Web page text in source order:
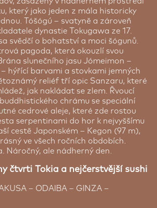
pastu, vatové tyčinky a hřeben
Pokoje jsou typicky japonsky
televizí a s kimonem na spaní tzv..
je bezplatná Wi-Fi v celém
patříte k náročnějším klientům a
hotely, tak si vyberte nabídku
ubytování v Tokiu na první čtyři
Luxusní ubytování během celého
Případně, pokud hledáte
ve kterém kdyby stále fungoval
by v něm dodnes bydleli japonští
a samurajové. Potom si objednejte
noci náš elitní hotel z edice Nejlepší
Carlton Tokyo.
dokonalé služby, michelinské
který je v ostrém kontrastu s
je o 50 pater níže. Z hotelu máte
ve městě. Olympijský stadion,
dokonce i Mt. Fuji, to vše můžete
budovy Tokia. Rovnou pod vámi je
kde najdete bary s největším
na světě a den či noc, která nikdy
po krémově zbarvených
s obřími uměleckými díly,
stříbrně šedé barvy. Ano toto jsme
tady je to dotaženo do
pokojů je potažen kimono
přímo firma Hoso z Kjóta s
whisky a pohled přes mohutná
rovnou pod vámi. Náš typ: z
ve fitness centru je vidět Mt. Fuji
počasí). Pokud jste hladoví, tak
který jako jeden z mála historicky
Tóšógú – svatyně a zároveň
dynastie Tokugawa ze 17.
svědčí o bohatství a moci šógunů.
pagoda, která okouzlí svou
slunečního jasu Jómeimon –
hýřící barvami a stovkami jemných
reliéf tří opic Sanzaru, které
jak nakládat se zlem. Řvoucí
chrámu se speciální
cedrové aleje, které zde rostou
serpentinami do hor k nejvyššímu
cestě Japonském – Kegon (97 m),
ve všech ročních obdobích.
Náročný, ale nádherný den.
čtvrti Tokia a nejčerstvější sushi
– ODAIBA – GINZA –